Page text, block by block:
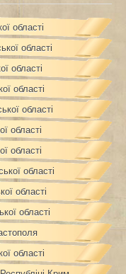
області
області
області
області
області
області
області
області
області
області
області